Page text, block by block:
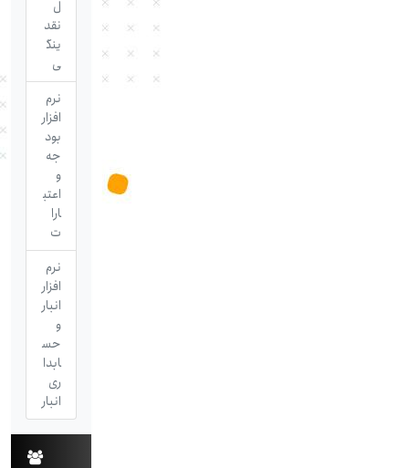
نقد
ینگ
ی
نرم
افزار
بود
جه
اعتب
ارا
ت
نرم
افزار
انبار
حس
ابدا
ری
انبار